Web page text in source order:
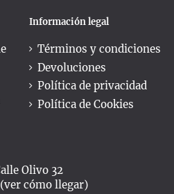
Información legal
Términos y condiciones
Devoluciones
Política de privacidad
Política de Cookies
Olivo 32
cómo llegar)